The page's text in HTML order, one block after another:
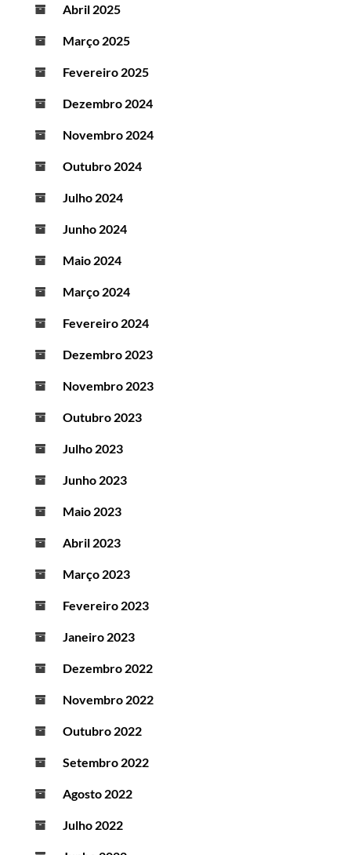
Abril 2025
Março 2025
Fevereiro 2025
Dezembro 2024
Novembro 2024
Outubro 2024
Julho 2024
Junho 2024
Maio 2024
Março 2024
Fevereiro 2024
Dezembro 2023
Novembro 2023
Outubro 2023
Julho 2023
Junho 2023
Maio 2023
Abril 2023
Março 2023
Fevereiro 2023
Janeiro 2023
Dezembro 2022
Novembro 2022
Outubro 2022
Setembro 2022
Agosto 2022
Julho 2022